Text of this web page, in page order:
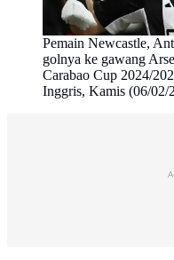
Pemain Newcastle,
golnya ke gawang
Carabao Cup 2024/
Inggris, Kamis (06/